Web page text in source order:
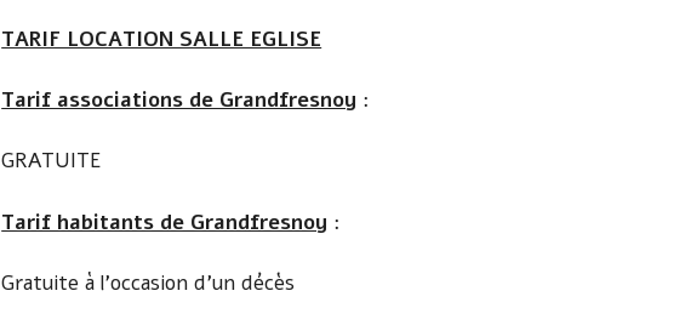
TARIF LOCATION SALLE EGLISE
Tarif associations de Grandfresnoy :
GRATUITE
Tarif habitants de Grandfresnoy :
Gratuite à l’occasion d’un décès